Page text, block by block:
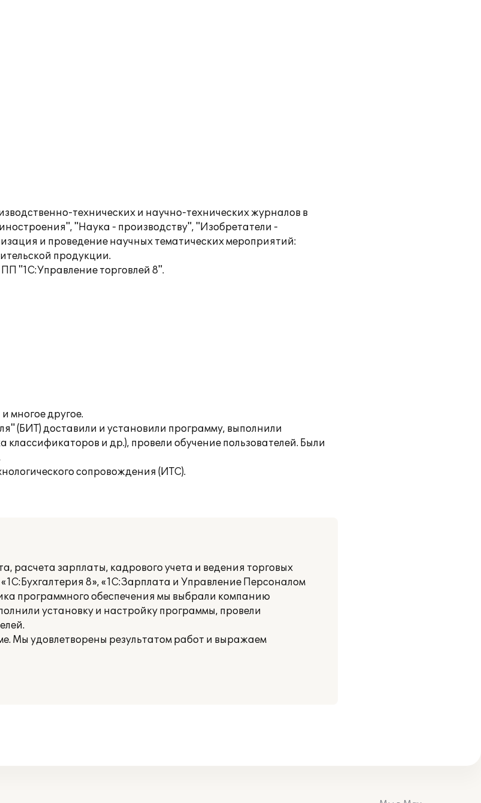
технических и научно-технических журналов в
"Наука - производству", "Изобретатели -
и проведение научных тематических мероприятий:
продукции.
"1С:Управление торговлей 8".
многое другое.
(БИТ) доставили и установили программу, выполнили
и др.), провели обучение пользователей. Были
сопровождения (ИТС).
расчета зарплаты, кадрового учета и ведения торговых
8», «1С:Зарплата и Управление Персоналом
программного обеспечения мы выбрали компанию
установку и настройку программы, провели
Мы удовлетворены результатом работ и выражаем